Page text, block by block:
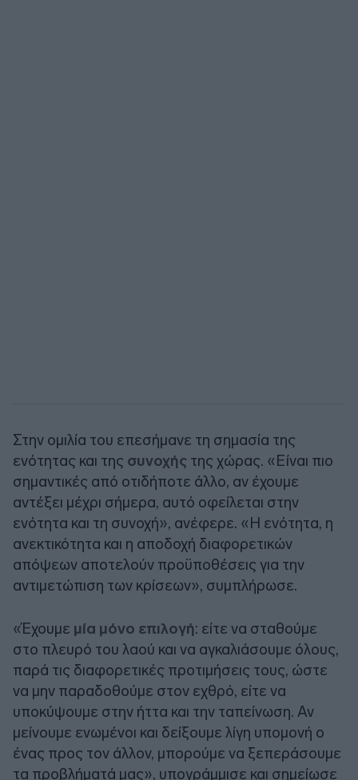
Στην ομιλία του επεσήμανε τη σημασία της
ενότητας και της συνοχής της χώρας. «Είναι πιο
σημαντικές από οτιδήποτε άλλο, αν έχουμε
αντέξει μέχρι σήμερα, αυτό οφείλεται στην
ενότητα και τη συνοχή», ανέφερε. «Η ενότητα, η
ανεκτικότητα και η αποδοχή διαφορετικών
απόψεων αποτελούν προϋποθέσεις για την
αντιμετώπιση των κρίσεων», συμπλήρωσε.
«Έχουμε μία μόνο επιλογή: είτε να σταθούμε
στο πλευρό του λαού και να αγκαλιάσουμε όλους,
παρά τις διαφορετικές προτιμήσεις τους, ώστε
να μην παραδοθούμε στον εχθρό, είτε να
υποκύψουμε στην ήττα και την ταπείνωση. Αν
μείνουμε ενωμένοι και δείξουμε λίγη υπομονή ο
ένας προς τον άλλον, μπορούμε να ξεπεράσουμε
τα προβλήματά μας», υπογράμμισε και σημείωσε